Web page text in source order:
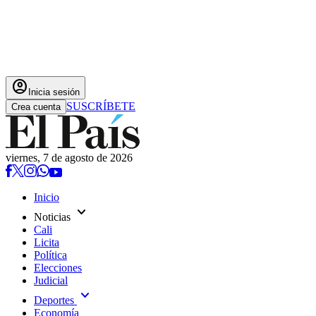
account_circle Inicia sesión
Crea cuenta SUSCRÍBETE
viernes, 7 de agosto de 2026
Inicio
Noticias expand_more
Cali
Licita
Política
Elecciones
Judicial
Deportes expand_more
Economía